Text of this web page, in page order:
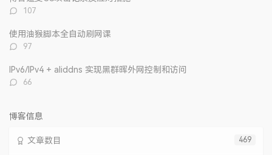
评
数：
107
使用油猴脚本全自动刷网课
评
数：
97
IPv6/IPv4 + aliddns 实现黑群晖外网控制和访问
评
66
博客信息
469
文章数目